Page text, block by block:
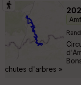
chutes d'arbres »